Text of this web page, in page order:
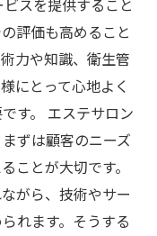
スを提供すること
評価も高めること
力や知識、衛生管
にとって心地よく
す。 エステサロン
ずは顧客のニーズ
ことが大切です。
がら、技術やサー
れます。そうする